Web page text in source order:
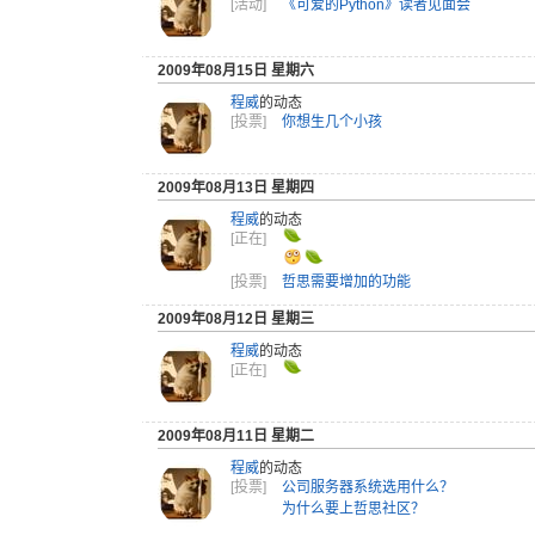
[活动]
《可爱的Python》读者见面会
2009年08月15日 星期六
程威的动态
[投票]
你想生几个小孩
2009年08月13日 星期四
程威的动态
[正在]
[投票] 哲思需要增加的功能
2009年08月12日 星期三
程威的动态
[正在]
2009年08月11日 星期二
程威的动态
[投票]
公司服务器系统选用什么？
为什么要上哲思社区？